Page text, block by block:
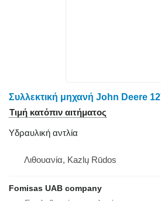
Τιμή κατόπιν αιτήματος
Υδραυλική αντλία
Λιθουανία, Kazlų Rūdos
Fomisas UAB company